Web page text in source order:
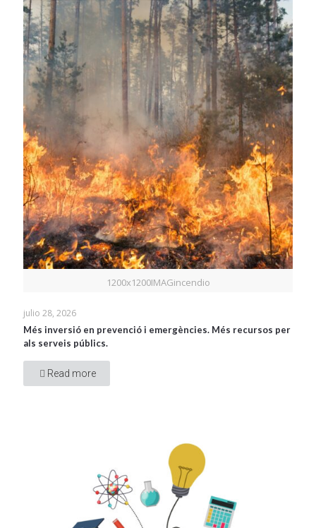
1200x1200IMAGincendio
julio 28, 2026
Més inversió en prevenció i emergències. Més recursos per
als serveis públics.
Read more